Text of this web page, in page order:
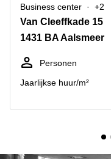
Bedrijfsruimte
Breda
Hengelo
Hilversum
Hoofddorp
Kantoor
huren
Reeuwijk
Business
Arnhem
Business center +2
Van Cleeffkade 15
1431 BA Aalsmeer
Personen
Jaarlijkse huur/m²